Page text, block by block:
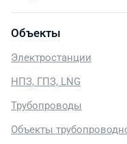
Объекты
Электростанции
НПЗ, ГПЗ, LNG
Трубопроводы
Объекты